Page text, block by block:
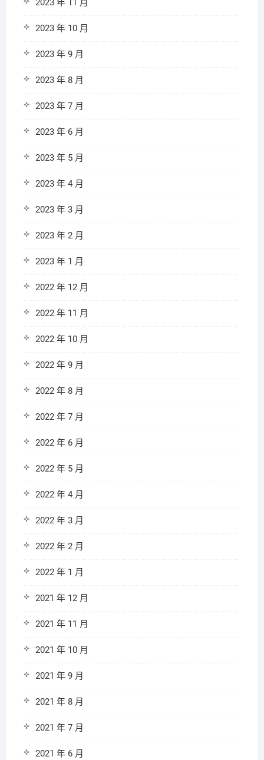
2023 年 11 月
2023 年 10 月
2023 年 9 月
2023 年 8 月
2023 年 7 月
2023 年 6 月
2023 年 5 月
2023 年 4 月
2023 年 3 月
2023 年 2 月
2023 年 1 月
2022 年 12 月
2022 年 11 月
2022 年 10 月
2022 年 9 月
2022 年 8 月
2022 年 7 月
2022 年 6 月
2022 年 5 月
2022 年 4 月
2022 年 3 月
2022 年 2 月
2022 年 1 月
2021 年 12 月
2021 年 11 月
2021 年 10 月
2021 年 9 月
2021 年 8 月
2021 年 7 月
2021 年 6 月